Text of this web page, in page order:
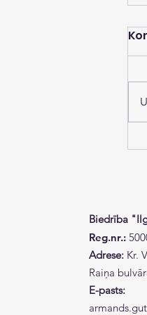
Biedrība
Reg.nr.:
Adrese: Kr.
Raiņa
E-pasts: